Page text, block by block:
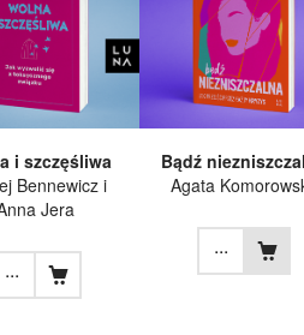
i szczęśliwa
Bennewicz i
Jera
...
Bądź
Agata
...